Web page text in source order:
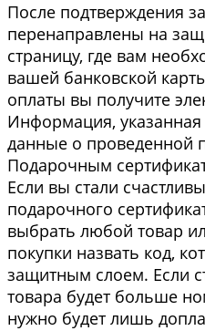
После подтверждения
перенаправлены на
страницу, где вам
вашей банковской
оплаты вы получите
Информация, указанная
данные о проведенной
Подарочным
Если вы стали
подарочного
выбрать любой товар
покупки назвать код,
защитным слоем. Если
товара будет больше
нужно будет лишь